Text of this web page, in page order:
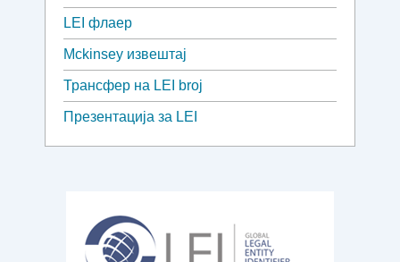
LEI флаер
Mckinsey извештај
Трансфер на LEI broj
Презентација за LEI